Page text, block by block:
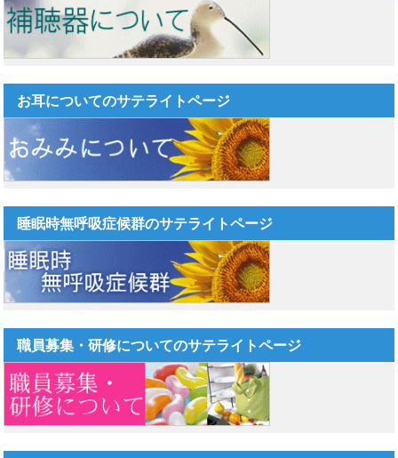
お耳についてのサテライトページ
睡眠時無呼吸症候群のサテライトページ
職員募集・研修についてのサテライトページ